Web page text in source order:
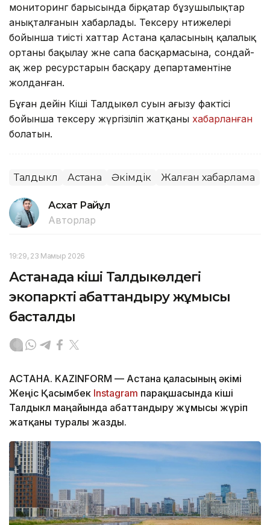
мониторинг барысында бірқатар бұзушылықтар
анықталғанын хабарлады. Тексеру нәтижелері
бойынша тиісті хаттар Астана қаласының қалалық
ортаны бақылау және сапа басқармасына, сондай-
ақ жер ресурстарын басқару департаментіне
жолданған.
Бұған дейін Кіші Талдыкөл суын ағызу фактісі
бойынша тексеру жүргізіліп жатқаны хабарланған
болатын.
Талдыкөл Астана Әкімдік Жалған хабарлама
Асхат Райқұл
Авторлар
19:29, 23 Мамыр 2026
Астанада кіші Талдыкөлдегі
экопаркті абаттандыру жұмысы
басталды
АСТАНА. KAZINFORM — Астана қаласының әкімі
Жеңіс Қасымбек Instagram парақшасында кіші
Талдыкөл маңайында абаттандыру жұмысы жүріп
жатқаны туралы жазды.